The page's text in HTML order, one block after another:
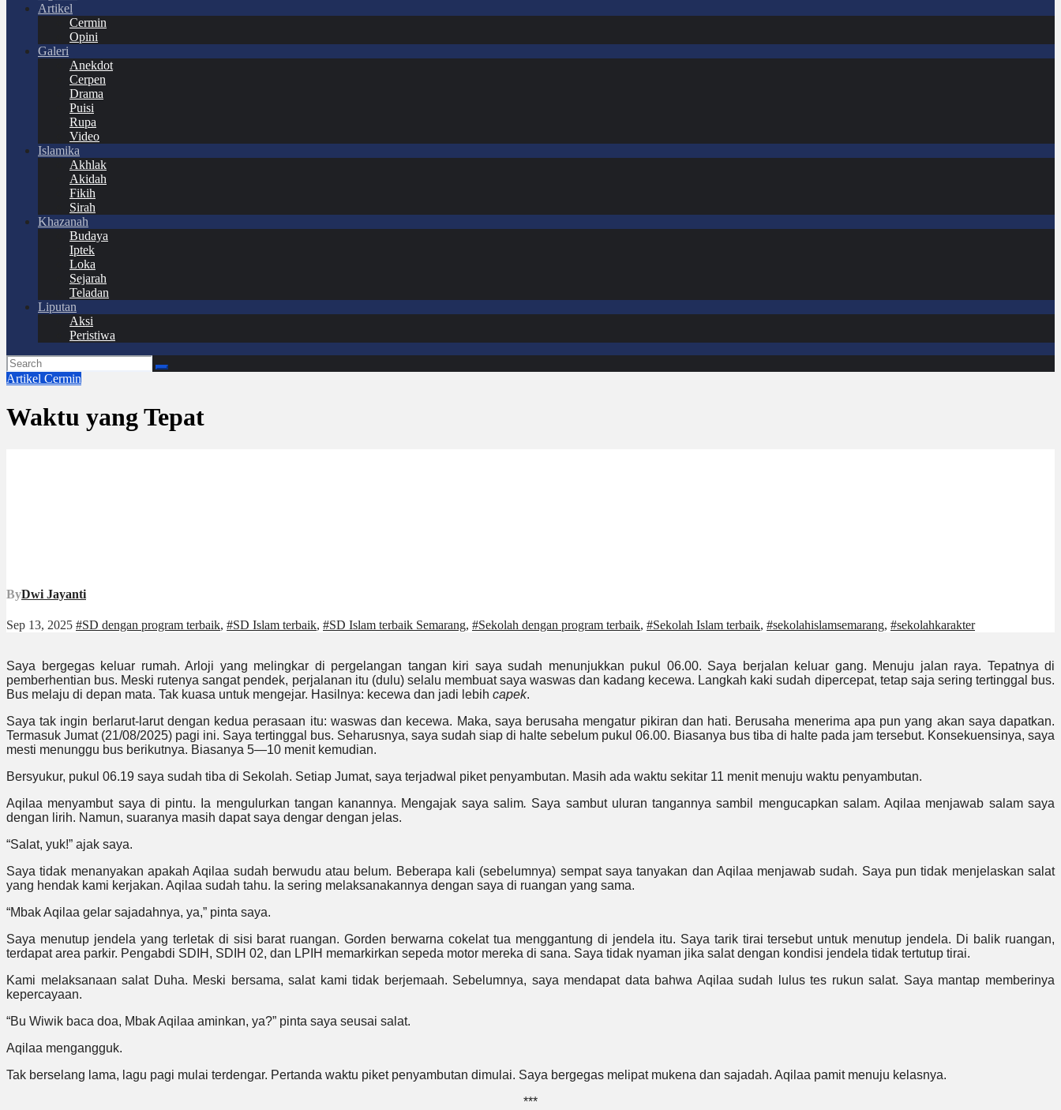
Artikel
Cermin
Opini
Galeri
Anekdot
Cerpen
Drama
Puisi
Rupa
Video
Islamika
Akhlak
Akidah
Fikih
Sirah
Khazanah
Budaya
Iptek
Loka
Sejarah
Teladan
Liputan
Aksi
Peristiwa
Artikel Cermin
Waktu yang Tepat
ByDwi Jayanti
Sep 13, 2025 #SD dengan program terbaik, #SD Islam terbaik, #SD Islam terbaik Semarang, #Sekolah dengan program terbaik, #Sekolah Islam terbaik, #sekolahislamsemarang, #sekolahkarakter
Saya bergegas keluar rumah. Arloji yang melingkar di pergelangan tangan kiri saya sudah menunjukkan pukul 06.00. Saya berjalan keluar gang. Menuju jalan raya. Tepatnya di
pemberhentian bus. Meski rutenya sangat pendek, perjalanan itu (dulu) selalu membuat saya waswas dan kadang kecewa. Langkah kaki sudah dipercepat, tetap saja sering tertinggal bus.
Bus melaju di depan mata. Tak kuasa untuk mengejar. Hasilnya: kecewa dan jadi lebih capek.
Saya tak ingin berlarut-larut dengan kedua perasaan itu: waswas dan kecewa. Maka, saya berusaha mengatur pikiran dan hati. Berusaha menerima apa pun yang akan saya dapatkan.
Termasuk Jumat (21/08/2025) pagi ini. Saya tertinggal bus. Seharusnya, saya sudah siap di halte sebelum pukul 06.00. Biasanya bus tiba di halte pada jam tersebut. Konsekuensinya, saya
mesti menunggu bus berikutnya. Biasanya 5—10 menit kemudian.
Bersyukur, pukul 06.19 saya sudah tiba di Sekolah. Setiap Jumat, saya terjadwal piket penyambutan. Masih ada waktu sekitar 11 menit menuju waktu penyambutan.
Aqilaa menyambut saya di pintu. Ia mengulurkan tangan kanannya. Mengajak saya salim. Saya sambut uluran tangannya sambil mengucapkan salam. Aqilaa menjawab salam saya
dengan lirih. Namun, suaranya masih dapat saya dengar dengan jelas.
“Salat, yuk!” ajak saya.
Saya tidak menanyakan apakah Aqilaa sudah berwudu atau belum. Beberapa kali (sebelumnya) sempat saya tanyakan dan Aqilaa menjawab sudah. Saya pun tidak menjelaskan salat
yang hendak kami kerjakan. Aqilaa sudah tahu. Ia sering melaksanakannya dengan saya di ruangan yang sama.
“Mbak Aqilaa gelar sajadahnya, ya,” pinta saya.
Saya menutup jendela yang terletak di sisi barat ruangan. Gorden berwarna cokelat tua menggantung di jendela itu. Saya tarik tirai tersebut untuk menutup jendela. Di balik ruangan,
terdapat area parkir. Pengabdi SDIH, SDIH 02, dan LPIH memarkirkan sepeda motor mereka di sana. Saya tidak nyaman jika salat dengan kondisi jendela tidak tertutup tirai.
Kami melaksanaan salat Duha. Meski bersama, salat kami tidak berjemaah. Sebelumnya, saya mendapat data bahwa Aqilaa sudah lulus tes rukun salat. Saya mantap memberinya
kepercayaan.
“Bu Wiwik baca doa, Mbak Aqilaa aminkan, ya?” pinta saya seusai salat.
Aqilaa mengangguk.
Tak berselang lama, lagu pagi mulai terdengar. Pertanda waktu piket penyambutan dimulai. Saya bergegas melipat mukena dan sajadah. Aqilaa pamit menuju kelasnya.
***